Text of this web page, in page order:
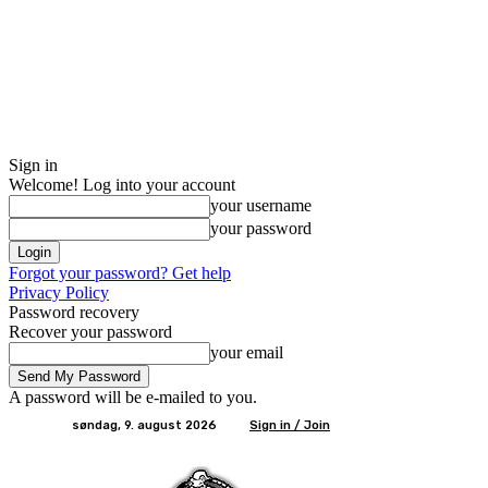
Sign in
Welcome! Log into your account
your username
your password
Forgot your password? Get help
Privacy Policy
Password recovery
Recover your password
your email
A password will be e-mailed to you.
søndag, 9. august 2026 Sign in / Join